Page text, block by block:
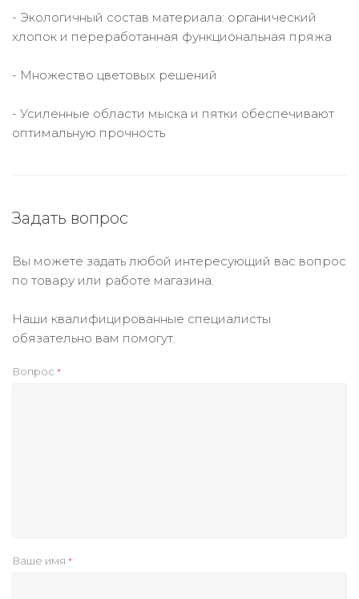
- Экологичный состав материала: органический
хлопок и переработанная функциональная пряжа
- Множество цветовых решений
- Усиленные области мыска и пятки обеспечивают
оптимальную прочность
Задать вопрос
Вы можете задать любой интересующий вас вопрос
по товару или работе магазина.
Наши квалифицированные специалисты
обязательно вам помогут.
Вопрос *
Ваше имя *